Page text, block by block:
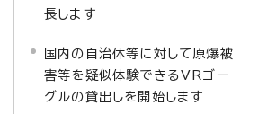
長します
国内の自治体等に対して原爆被
害等を疑似体験できるVRゴー
グルの貸出しを開始します